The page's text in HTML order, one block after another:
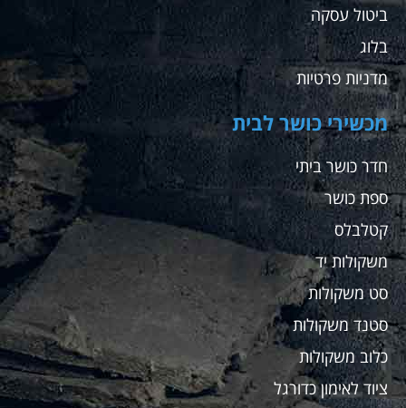
ביטול עסקה
בלוג
מדניות פרטיות
מכשירי כושר לבית
חדר כושר ביתי
ספת כושר
קטלבלס
משקולות יד
סט משקולות
סטנד משקולות
כלוב משקולות
ציוד לאימון כדורגל